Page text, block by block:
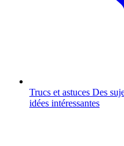
Trucs et astuces Des
idées intéressantes